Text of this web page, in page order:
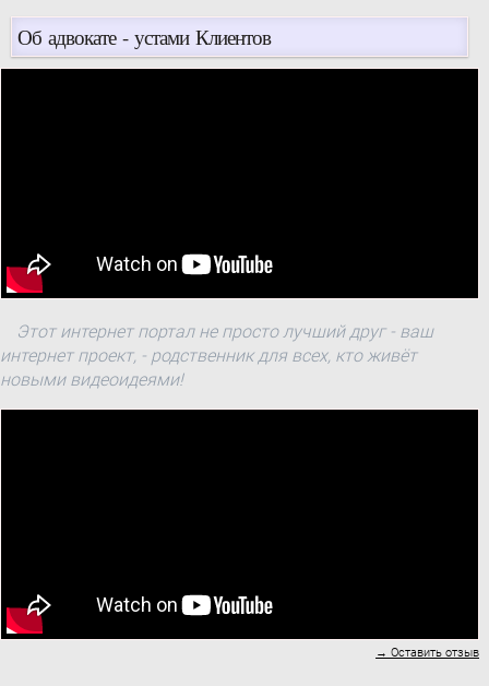
Об адвокате - устами Клиентов
Этот интернет портал не просто лучший друг - ваш
интернет проект, - родственник для всех, кто живёт
новыми видеоидеями!
→ Оставить отзыв